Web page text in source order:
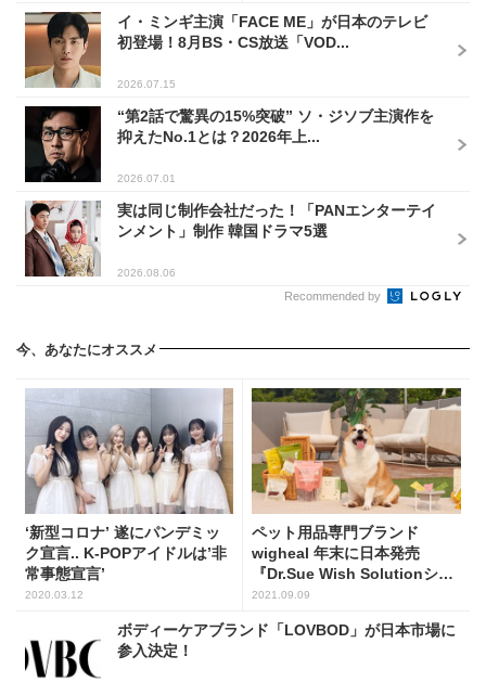
イ・ミンギ主演「FACE ME」が日本のテレビ
初登場！8月BS・CS放送「VOD...
2026.07.15
“第2話で驚異の15%突破” ソ・ジソブ主演作を
抑えたNo.1とは？2026年上...
2026.07.01
実は同じ制作会社だった！「PANエンターテイ
ンメント」制作 韓国ドラマ5選
2026.08.06
Recommended by
今、あなたにオススメ
‘新型コロナ’ 遂にパンデミッ
ク宣言.. K-POPアイドルは’非
常事態宣言’
2020.03.12
ペット用品専門ブランド
wigheal 年末に日本発売
『Dr.Sue Wish Solutionシャ
ンプー＆コンディショナー』
2021.09.09
ボディーケアブランド「LOVBOD」が日本市場に
参入決定！